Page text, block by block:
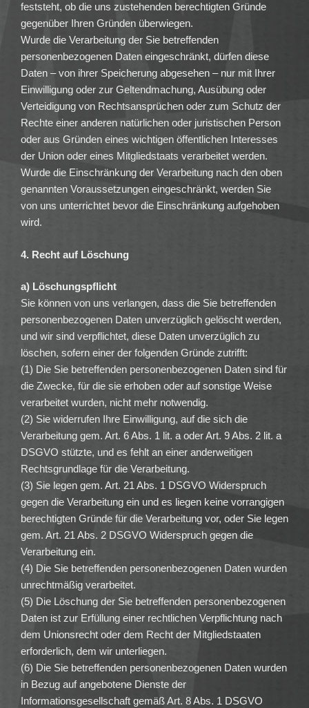
feststeht, ob die uns zustehenden berechtigten Gründe
gegenüber Ihren Gründen überwiegen.
Wurde die Verarbeitung der Sie betreffenden
personenbezogenen Daten eingeschränkt, dürfen diese
Daten – von ihrer Speicherung abgesehen – nur mit Ihrer
Einwilligung oder zur Geltendmachung, Ausübung oder
Verteidigung von Rechtsansprüchen oder zum Schutz der
Rechte einer anderen natürlichen oder juristischen Person
oder aus Gründen eines wichtigen öffentlichen Interesses
der Union oder eines Mitgliedstaats verarbeitet werden.
Wurde die Einschränkung der Verarbeitung nach den oben
genannten Voraussetzungen eingeschränkt, werden Sie
von uns unterrichtet bevor die Einschränkung aufgehoben
wird.
4. Recht auf Löschung
a) Löschungspflicht
Sie können von uns verlangen, dass die Sie betreffenden
personenbezogenen Daten unverzüglich gelöscht werden,
und wir sind verpflichtet, diese Daten unverzüglich zu
löschen, sofern einer der folgenden Gründe zutrifft:
(1) Die Sie betreffenden personenbezogenen Daten sind für
die Zwecke, für die sie erhoben oder auf sonstige Weise
verarbeitet wurden, nicht mehr notwendig.
(2) Sie widerrufen Ihre Einwilligung, auf die sich die
Verarbeitung gem. Art. 6 Abs. 1 lit. a oder Art. 9 Abs. 2 lit. a
DSGVO stützte, und es fehlt an einer anderweitigen
Rechtsgrundlage für die Verarbeitung.
(3) Sie legen gem. Art. 21 Abs. 1 DSGVO Widerspruch
gegen die Verarbeitung ein und es liegen keine vorrangigen
berechtigten Gründe für die Verarbeitung vor, oder Sie legen
gem. Art. 21 Abs. 2 DSGVO Widerspruch gegen die
Verarbeitung ein.
(4) Die Sie betreffenden personenbezogenen Daten wurden
unrechtmäßig verarbeitet.
(5) Die Löschung der Sie betreffenden personenbezogenen
Daten ist zur Erfüllung einer rechtlichen Verpflichtung nach
dem Unionsrecht oder dem Recht der Mitgliedstaaten
erforderlich, dem wir unterliegen.
(6) Die Sie betreffenden personenbezogenen Daten wurden
in Bezug auf angebotene Dienste der
Informationsgesellschaft gemäß Art. 8 Abs. 1 DSGVO